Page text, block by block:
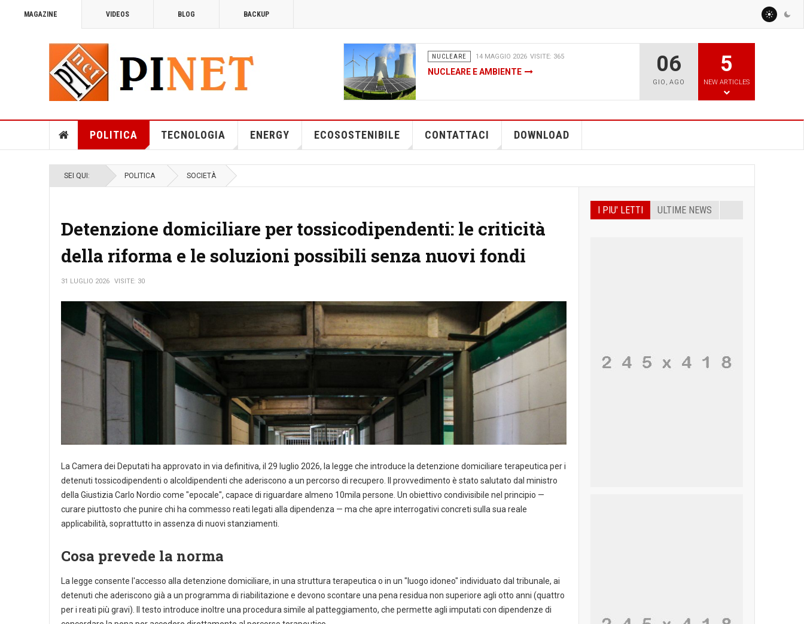
MAGAZINE VIDEOS BLOG BACKUP
NUCLEARE 14 MAGGIO 2026 VISITE: 365
NUCLEARE E AMBIENTE
DA FONTI RINNOVABILI 04 FEBBRAIO 2026
CHE COS’È DAVVERO IL FACILITY PARCO AGRISOLARE
06
GIO , AGO
5
NEW ARTICLES
POLITICA TECNOLOGIA ENERGY ECOSOSTENIBILE CONTATTACI DOWNLOAD
SEI QUI: POLITICA SOCIETÀ
Detenzione domiciliare per tossicodipendenti: le criticità
della riforma e le soluzioni possibili senza nuovi fondi
31 LUGLIO 2026 VISITE: 30
La Camera dei Deputati ha approvato in via definitiva, il 29 luglio 2026, la legge che introduce la detenzione domiciliare terapeutica per i
detenuti tossicodipendenti o alcoldipendenti che aderiscono a un percorso di recupero. Il provvedimento è stato salutato dal ministro
della Giustizia Carlo Nordio come "epocale", capace di riguardare almeno 10mila persone. Un obiettivo condivisibile nel principio —
curare piuttosto che punire chi ha commesso reati legati alla dipendenza — ma che apre interrogativi concreti sulla sua reale
applicabilità, soprattutto in assenza di nuovi stanziamenti.
Cosa prevede la norma
La legge consente l'accesso alla detenzione domiciliare, in una struttura terapeutica o in un "luogo idoneo" individuato dal tribunale, ai
detenuti che aderiscono già a un programma di riabilitazione e devono scontare una pena residua non superiore agli otto anni (quattro
per i reati più gravi). Il testo introduce inoltre una procedura simile al patteggiamento, che permette agli imputati con dipendenze di
I PIU' LETTI ULTIME NEWS